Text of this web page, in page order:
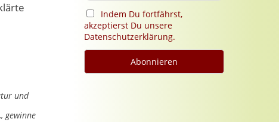
und
gewinne
Indem Du fortfährst,
akzeptierst Du unsere
Datenschutzerklärung.